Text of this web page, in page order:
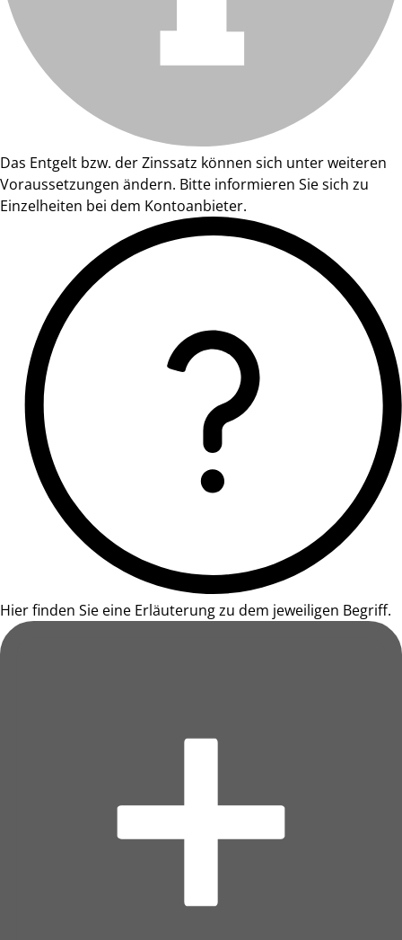
Das Entgelt bzw. der Zinssatz können sich unter weiteren
Voraussetzungen ändern. Bitte informieren Sie sich zu
Einzelheiten bei dem Kontoanbieter.
Hier finden Sie eine Erläuterung zu dem jeweiligen Begriff.